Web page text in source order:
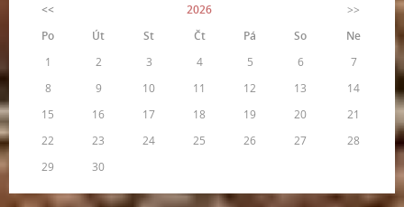
<<
2026
>>
Po
Út St Čt Pá So
Ne
1
2 3 4 5 6
7
8
9 10 11 12 13
14
15
16 17 18 19 20
21
22
23 24 25 26 27
28
29
30